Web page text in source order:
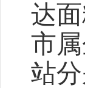
达
市
站